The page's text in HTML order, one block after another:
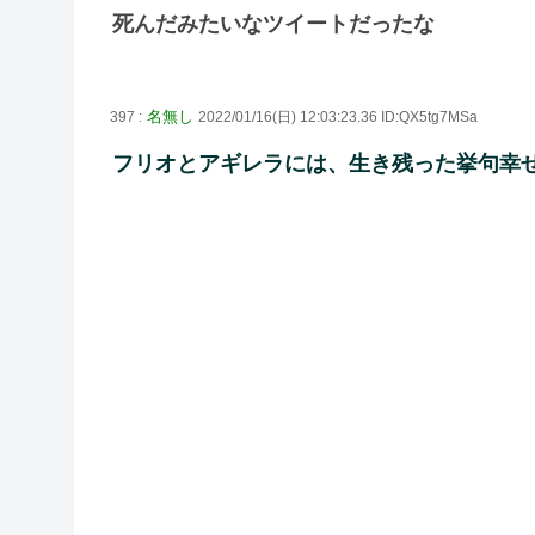
死んだみたいなツイートだったな
397 : 名無し 2022/01/16(日) 12:03:23.36 ID:QX5tg7MSa
フリオとアギレラには、生き残った挙句幸